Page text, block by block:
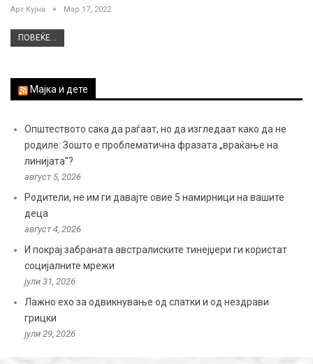
Арт Кујна Мар 17, 2022
ПОВЕЌЕ...
Мајка и дете
Општеството сака да раѓаат, но да изгледаат како да не
родиле: Зошто е проблематична фразата „враќање на
линијата“?
август 5, 2026
Родители, не им ги давајте овие 5 намирници на вашите
деца
август 4, 2026
И покрај забраната австралиските тинејџери ги користат
социјалните мрежи
јули 31, 2026
Лажно ехо за одвикнување од слатки и од нездрави
грицки
јули 29, 2026